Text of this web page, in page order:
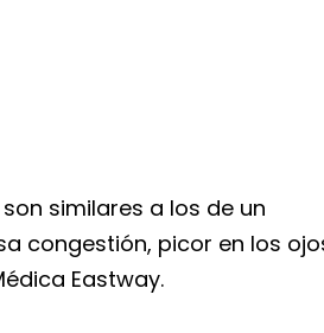
similares a los de un
congestión, picor en los
Eastway.